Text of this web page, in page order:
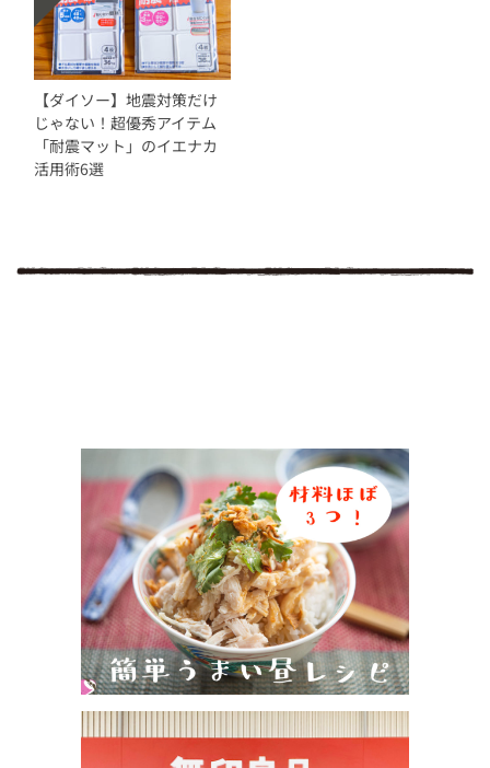
【ダイソー】地震対策だけ
じゃない！超優秀アイテム
「耐震マット」のイエナカ
活用術6選